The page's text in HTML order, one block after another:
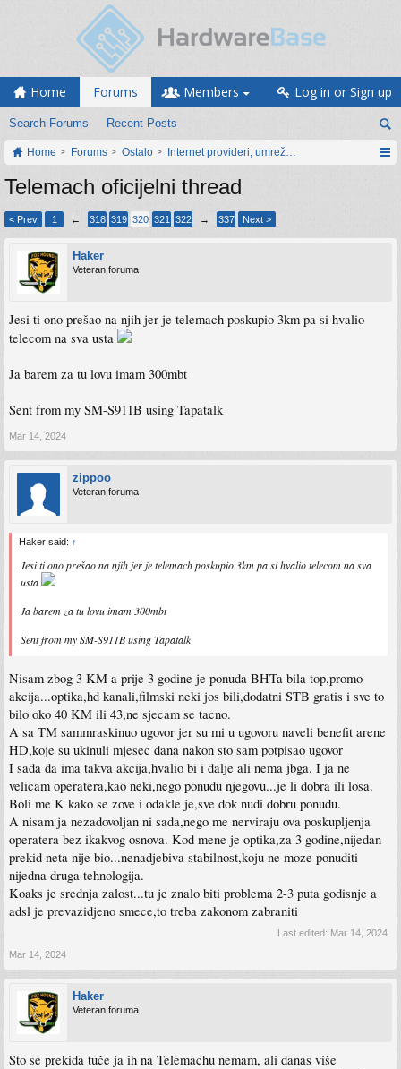
Home Forums
Search Forums Recent Posts
Members Log in or Sign up
Home Forums Ostalo Internet provideri, umrežavanje i web servisi
Telemach oficijelni thread
< Prev 1 ← 318 319 320 321 322 → 337 Next >
Haker
Veteran foruma
Jesi ti ono prešao na njih jer je telemach poskupio 3km pa si hvalio
telecom na sva usta
Ja barem za tu lovu imam 300mbt
Sent from my SM-S911B using Tapatalk
Mar 14, 2024
zippoo
Veteran foruma
Haker said: ↑
Jesi ti ono prešao na njih jer je telemach poskupio 3km pa si hvalio telecom na sva
usta
Ja barem za tu lovu imam 300mbt
Sent from my SM-S911B using Tapatalk
Nisam zbog 3 KM a prije 3 godine je ponuda BHTa bila top,promo
akcija...optika,hd kanali,filmski neki jos bili,dodatni STB gratis i sve to
bilo oko 40 KM ili 43,ne sjecam se tacno.
A sa TM sammraskinuo ugovor jer su mi u ugovoru naveli benefit arene
HD,koje su ukinuli mjesec dana nakon sto sam potpisao ugovor
I sada da ima takva akcija,hvalio bi i dalje ali nema jbga. I ja ne
velicam operatera,kao neki,nego ponudu njegovu...je li dobra ili losa.
Boli me K kako se zove i odakle je,sve dok nudi dobru ponudu.
A nisam ja nezadovoljan ni sada,nego me nerviraju ova poskupljenja
operatera bez ikakvog osnova. Kod mene je optika,za 3 godine,nijedan
prekid neta nije bio...nenadjebiva stabilnost,koju ne moze ponuditi
nijedna druga tehnologija.
Koaks je srednja zalost...tu je znalo biti problema 2-3 puta godisnje a
adsl je prevazidjeno smece,to treba zakonom zabraniti
Last edited: Mar 14, 2024
Mar 14, 2024
Haker
Veteran foruma
Sto se prekida tuče ja ih na Telemachu nemam, ali danas više